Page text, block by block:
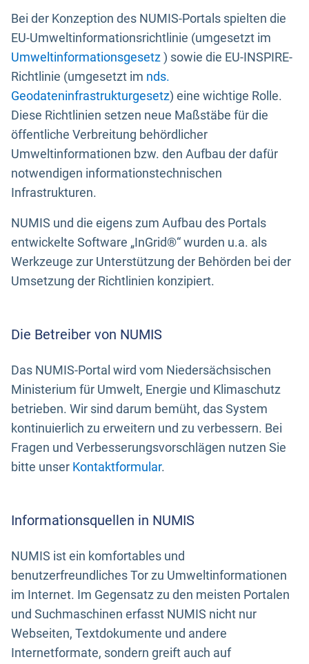
Bei der Konzeption des NUMIS-Portals spielten die
EU-Umweltinformationsrichtlinie (umgesetzt im
Umweltinformationsgesetz) sowie die EU-INSPIRE-
Richtlinie (umgesetzt im nds.
Geodateninfrastrukturgesetz) eine wichtige Rolle.
Diese Richtlinien setzen neue Maßstäbe für die
öffentliche Verbreitung behördlicher
Umweltinformationen bzw. den Aufbau der dafür
notwendigen informationstechnischen
Infrastrukturen.
NUMIS und die eigens zum Aufbau des Portals
entwickelte Software „InGrid®“ wurden u.a. als
Werkzeuge zur Unterstützung der Behörden bei der
Umsetzung der Richtlinien konzipiert.
Die Betreiber von NUMIS
Das NUMIS-Portal wird vom Niedersächsischen
Ministerium für Umwelt, Energie und Klimaschutz
betrieben. Wir sind darum bemüht, das System
kontinuierlich zu erweitern und zu verbessern. Bei
Fragen und Verbesserungsvorschlägen nutzen Sie
bitte unser Kontaktformular.
Informationsquellen in NUMIS
NUMIS ist ein komfortables und
benutzerfreundliches Tor zu Umweltinformationen
im Internet. Im Gegensatz zu den meisten Portalen
und Suchmaschinen erfasst NUMIS nicht nur
Webseiten, Textdokumente und andere
Internetformate, sondern greift auch auf